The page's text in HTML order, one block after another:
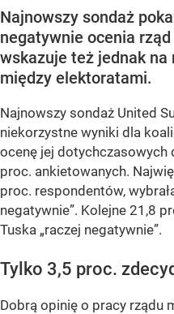
Najnowszy sondaż
negatywnie ocenia
wskazuje też jednak na
między elektoratami.
Najnowszy sondaż United
niekorzystne wyniki dla
ocenę jej dotychczasowych
proc. ankietowanych.
proc. respondentów,
negatywnie”. Kolejne 21,8
Tuska „raczej negatywnie”.
Tylko 3,5 proc.
Dobrą opinię o pracy rządu